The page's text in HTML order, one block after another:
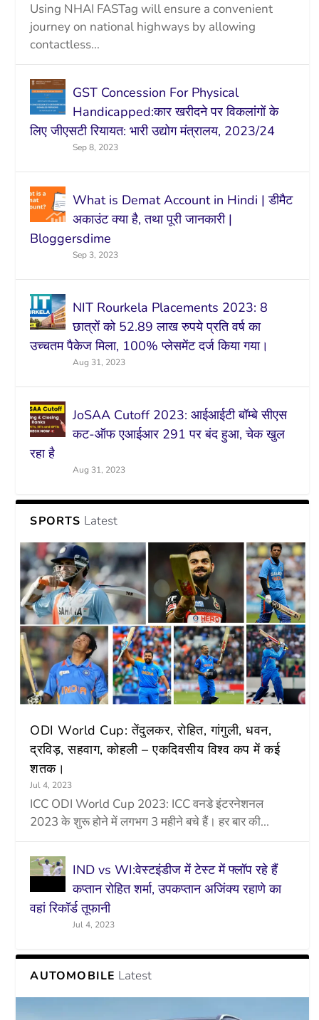
Using NHAI FASTag will ensure a convenient
journey on national highways by allowing
contactless...
GST Concession For Physical
Handicapped:कार खरीदने पर विकलांगों के
लिए जीएसटी रियायत: भारी उद्योग मंत्रालय, 2023/24
Sep 8, 2023
What is Demat Account in Hindi | डीमैट
अकाउंट क्या है, तथा पूरी जानकारी |
Bloggersdime
Sep 3, 2023
NIT Rourkela Placements 2023: 8
छात्रों को 52.89 लाख रुपये प्रति वर्ष का
उच्चतम पैकेज मिला, 100% प्लेसमेंट दर्ज किया गया।
Aug 31, 2023
JoSAA Cutoff 2023: आईआईटी बॉम्बे सीएस
कट-ऑफ एआईआर 291 पर बंद हुआ, चेक खुल
रहा है
Aug 31, 2023
SPORTS Latest
ODI World Cup: तेंदुलकर, रोहित, गांगुली, धवन,
द्रविड़, सहवाग, कोहली – एकदिवसीय विश्व कप में कई
शतक।
Jul 4, 2023
ICC ODI World Cup 2023: ICC वनडे इंटरनेशनल
2023 के शुरू होने में लगभग 3 महीने बचे हैं। हर बार की...
IND vs WI:वेस्टइंडीज में टेस्ट में फ्लॉप रहे हैं
कप्तान रोहित शर्मा, उपकप्तान अजिंक्य रहाणे का
वहां रिकॉर्ड तूफानी
Jul 4, 2023
AUTOMOBILE Latest